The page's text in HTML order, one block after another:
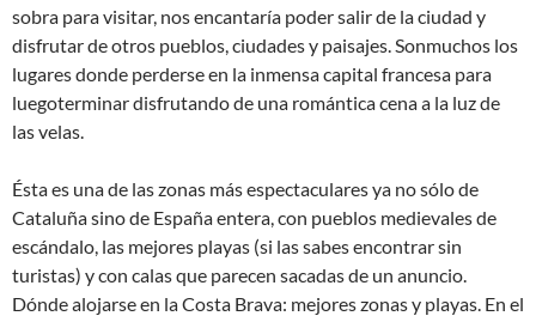
sobra para visitar, nos encantaría poder salir de la ciudad y
disfrutar de otros pueblos, ciudades y paisajes. Sonmuchos los
lugares donde perderse en la inmensa capital francesa para
luegoterminar disfrutando de una romántica cena a la luz de
las velas.
Ésta es una de las zonas más espectaculares ya no sólo de
Cataluña sino de España entera, con pueblos medievales de
escándalo, las mejores playas (si las sabes encontrar sin
turistas) y con calas que parecen sacadas de un anuncio.
Dónde alojarse en la Costa Brava: mejores zonas y playas. En el